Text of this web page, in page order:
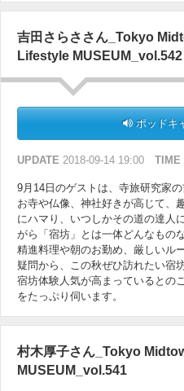
吉田さらささん_Tokyo
Lifestyle MUSEUM_vol.542
ポッドキ
UPDATE 2018-09-14 19:00 TIME
9月14日のゲストは、寺旅研究家の
お寺や仏像、神社好きが高じて、
にハマり、いつしかその道の達人
がら「宿坊」とは一体どんなもの
精進料理や朝のお勤め、厳しいル
疑問から、この秋ぜひ訪れたい宿
宿坊体験人気が高まっているとの
をたっぷり伺います。
村木厚子さん_Tokyo
MUSEUM_vol.541